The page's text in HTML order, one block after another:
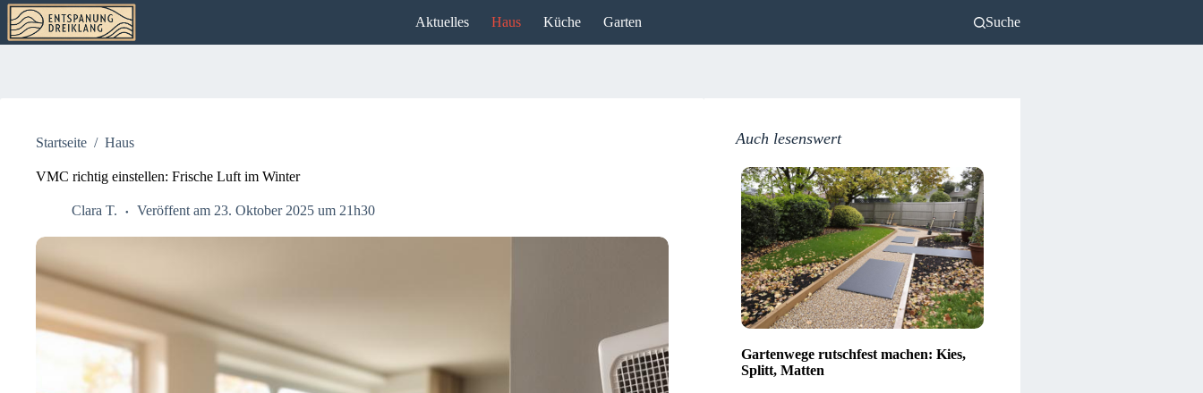
Zum
Inhalt
springen
Aktuelles Haus Küche Garten Suche
Startseite / Haus
VMC richtig einstellen: Frische Luft im Winter
Clara T. Veröffent am 23. Oktober 2025 um 21h30
Auch lesenswert
Gartenwege rutschfest machen: Kies,
Splitt, Matten